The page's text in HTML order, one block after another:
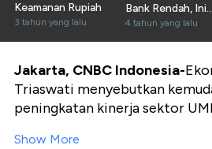
Keamanan Rupiah
3 tahun yang lalu
Bank Rendah, Ini
Sebabnya
4 tahun yang lalu
Jakarta, CNBC Indonesia-
Triaswati menyebutkan
peningkatan kinerja sektor
Show More